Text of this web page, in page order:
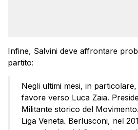
Infine, Salvini deve affrontare
partito:
Negli ultimi mesi, in
favore verso Luca Zaia.
Militante storico del
Liga Veneta. Berlusconi, nel